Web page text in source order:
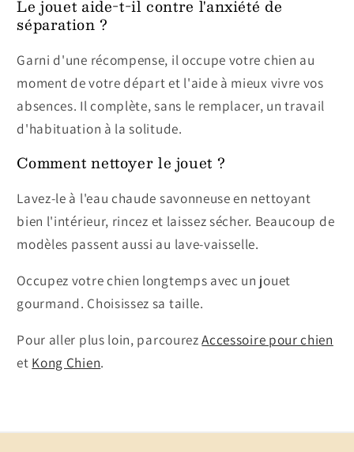
Le jouet aide-t-il contre l'anxiété de
séparation ?
Garni d'une récompense, il occupe votre chien au
moment de votre départ et l'aide à mieux vivre vos
absences. Il complète, sans le remplacer, un travail
d'habituation à la solitude.
Comment nettoyer le jouet ?
Lavez-le à l'eau chaude savonneuse en nettoyant
bien l'intérieur, rincez et laissez sécher. Beaucoup de
modèles passent aussi au lave-vaisselle.
Occupez votre chien longtemps avec un jouet
gourmand. Choisissez sa taille.
Pour aller plus loin, parcourezAccessoire pour chien
et Kong Chien.